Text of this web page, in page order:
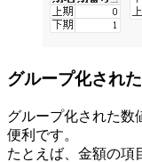
グループ化され
グループ化された数
便利です。
たとえば、金額の項